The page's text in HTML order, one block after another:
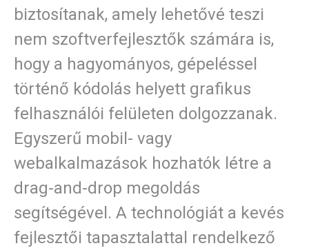
biztosítanak, amely lehetővé teszi
nem szoftverfejlesztők számára is,
hogy a hagyományos, gépeléssel
történő kódolás helyett grafikus
felhasználói felületen dolgozzanak.
Egyszerű mobil- vagy
webalkalmazások hozhatók létre a
drag-and-drop megoldás
segítségével. A technológiát a kevés
fejlesztői tapasztalattal rendelkező